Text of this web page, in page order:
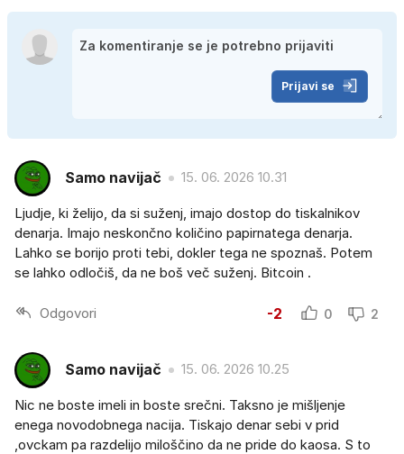
Prijavi se
Samo navijač 15. 06. 2026 10.31
Ljudje, ki želijo, da si suženj, imajo dostop do tiskalnikov
denarja. Imajo neskončno količino papirnatega denarja.
Lahko se borijo proti tebi, dokler tega ne spoznaš. Potem
se lahko odločiš, da ne boš več suženj. Bitcoin .
Odgovori -2 0 2
Samo navijač 15. 06. 2026 10.25
Nic ne boste imeli in boste srečni. Taksno je mišljenje
enega novodobnega nacija. Tiskajo denar sebi v prid
,ovckam pa razdelijo miloščino da ne pride do kaosa. S to